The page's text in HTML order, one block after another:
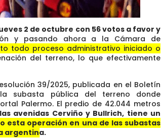
2 de octubre con 56 votos a favor y
y pasando ahora a la Cámara de
todo proceso administrativo iniciado o
del terreno, lo que efectivamente
39/2025, publicada en el Boletín
subasta pública del terreno donde
Palermo. El predio de 42.044 metros
avenidas Cerviño y Bullrich, tiene un
esta operación en una de las subastas
argentina.